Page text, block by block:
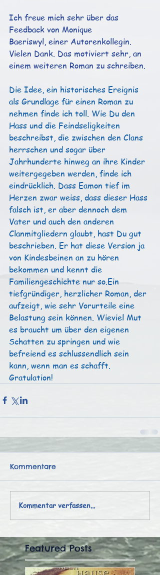
Ich freue mich sehr über das
Feedback von Monique
Baeriswyl, einer Autorenkollegin.
Vielen Dank. Das motiviert sehr, an
einem weiteren Roman zu schreiben.
Die Idee, ein historisches Ereignis
als Grundlage für einen Roman zu
nehmen finde ich toll. Wie Du den
Hass und die Feindseligkeiten
beschreibst, die zwischen den Clans
herrschen und sogar über
Jahrhunderte hinweg an ihre Kinder
weitergegeben werden, finde ich
eindrücklich. Dass Eamon tief im
Herzen zwar weiss, dass dieser Hass
falsch ist, er aber dennoch dem
Vater und auch den anderen
Clanmitgliedern glaubt, hast Du gut
beschrieben. Er hat diese Version ja
von Kindesbeinen an zu hören
bekommen und kennt die
Familiengeschichte nur so.Ein
tiefgründiger, herzlicher Roman, der
aufzeigt, wie sehr Vorurteile eine
Belastung sein können. Wieviel Mut
es braucht um über den eigenen
Schatten zu springen und wie
befreiend es schlussendlich sein
kann, wenn man es schafft.
Gratulation!
Kommentare
Kommentar verfassen...
Featured Posts